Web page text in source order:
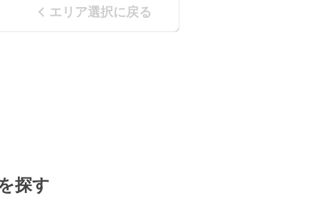
エリア選択に戻る
探す